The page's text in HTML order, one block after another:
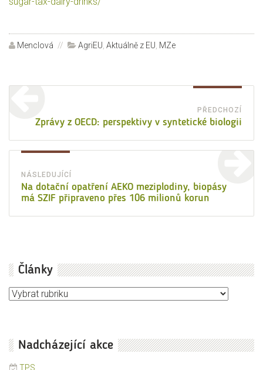
Autor:
Menclová Rubriky:
AgriEU Aktuálně z EU MZe
příspěvek
PŘEDCHOZÍ
Zprávy z OECD: perspektivy v syntetické biologii
NÁSLEDUJÍCÍ
Následující
příspěvek:
Na dotační opatření AEKO meziplodiny, biopásy
má SZIF připraveno přes 106 milionů korun
Články
Články
Nadcházející akce
TPS